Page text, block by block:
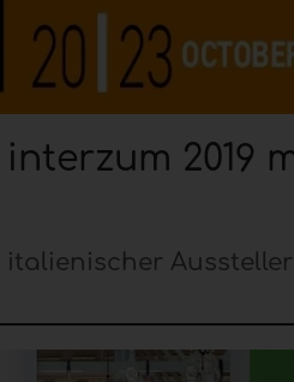
2019
italienischer